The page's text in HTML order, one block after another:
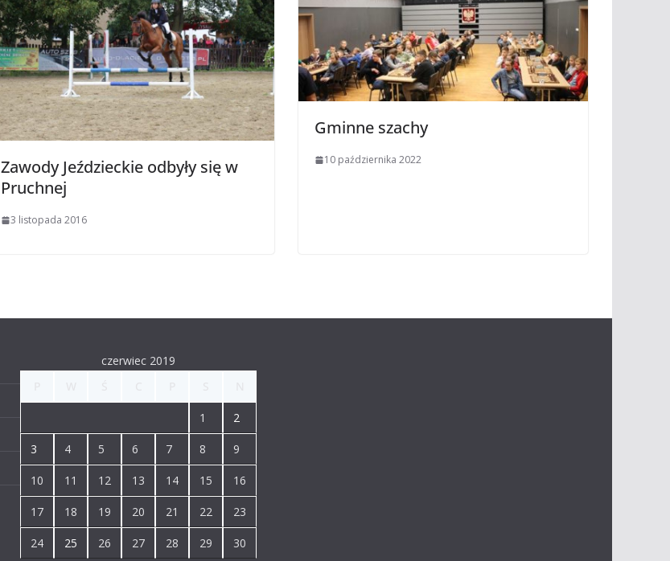
Zawody Jeździeckie odbyły się w
Pruchnej
3 listopada 2016
Gminne szachy
10 października 2022
czerwiec 2019
1 2
3 4 5 6 7 8 9
10 11 12 13 14 15 16
17 18 19 20 21 22 23
24 25 26 27 28 29 30